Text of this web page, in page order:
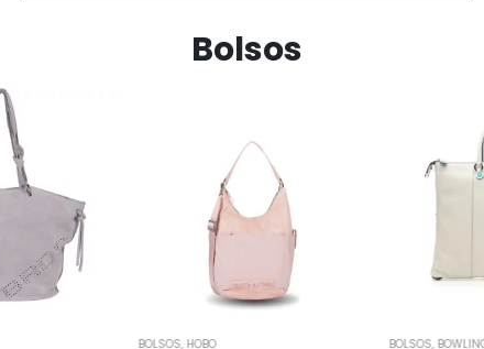
Bolsos
BOLSOS,HOBO BOLSOS,BOWLING